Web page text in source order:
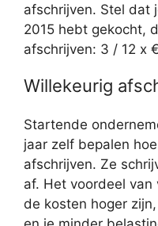
afschrijven. Stel dat
2015 hebt gekocht,
afschrijven: 3 / 12 x
Willekeurig
Startende
jaar zelf bepalen
afschrijven. Ze
af. Het voordeel
de kosten hoger